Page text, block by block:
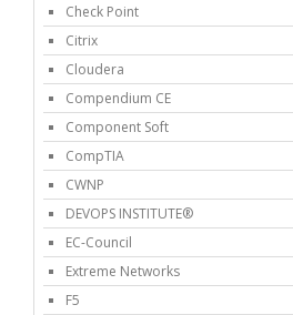
Check Point
Citrix
Cloudera
Compendium CE
Component Soft
CompTIA
CWNP
DEVOPS INSTITUTE®
EC-Council
Extreme Networks
F5